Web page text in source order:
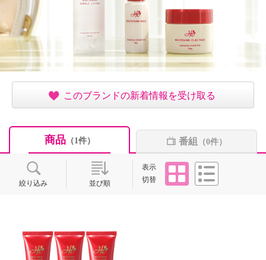
このブランドの新着情報を受け取る
商品（1件） 番組 （0件）
絞り込み 並び順
表示
切替
タイル